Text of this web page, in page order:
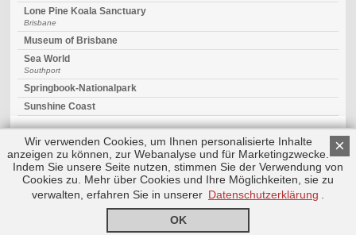
Lone Pine Koala Sanctuary
Brisbane
Museum of Brisbane
Sea World
Southport
Springbook-Nationalpark
Sunshine Coast
Copyright © 2026 by Triplemind GmbH
Impressum|Datenschutz
Nach oben
×
Wir verwenden Cookies, um Ihnen personalisierte Inhalte
anzeigen zu können, zur Webanalyse und für Marketingzwecke.
Indem Sie unsere Seite nutzen, stimmen Sie der Verwendung von
Cookies zu. Mehr über Cookies und Ihre Möglichkeiten, sie zu
verwalten, erfahren Sie in unserer Datenschutzerklärung
OK